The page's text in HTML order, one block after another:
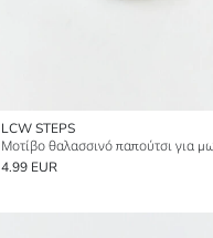
LCW STEPS
4.99 EUR